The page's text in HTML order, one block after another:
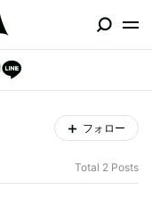
フォロー
Total 2 Posts